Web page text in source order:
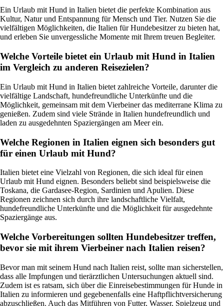
Ein Urlaub mit Hund in Italien bietet die perfekte Kombination aus
Kultur, Natur und Entspannung für Mensch und Tier. Nutzen Sie die
vielfältigen Möglichkeiten, die Italien für Hundebesitzer zu bieten hat,
und erleben Sie unvergessliche Momente mit Ihrem treuen Begleiter.
Welche Vorteile bietet ein Urlaub mit Hund in Italien
im Vergleich zu anderen Reisezielen?
Ein Urlaub mit Hund in Italien bietet zahlreiche Vorteile, darunter die
vielfältige Landschaft, hundefreundliche Unterkünfte und die
Möglichkeit, gemeinsam mit dem Vierbeiner das mediterrane Klima zu
genießen. Zudem sind viele Strände in Italien hundefreundlich und
laden zu ausgedehnten Spaziergängen am Meer ein.
Welche Regionen in Italien eignen sich besonders gut
für einen Urlaub mit Hund?
Italien bietet eine Vielzahl von Regionen, die sich ideal für einen
Urlaub mit Hund eignen. Besonders beliebt sind beispielsweise die
Toskana, die Gardasee-Region, Sardinien und Apulien. Diese
Regionen zeichnen sich durch ihre landschaftliche Vielfalt,
hundefreundliche Unterkünfte und die Möglichkeit für ausgedehnte
Spaziergänge aus.
Welche Vorbereitungen sollten Hundebesitzer treffen,
bevor sie mit ihrem Vierbeiner nach Italien reisen?
Bevor man mit seinem Hund nach Italien reist, sollte man sicherstellen,
dass alle Impfungen und tierärztlichen Untersuchungen aktuell sind.
Zudem ist es ratsam, sich über die Einreisebestimmungen für Hunde in
Italien zu informieren und gegebenenfalls eine Haftpflichtversicherung
abzuschließen. Auch das Mitführen von Futter, Wasser, Spielzeug und